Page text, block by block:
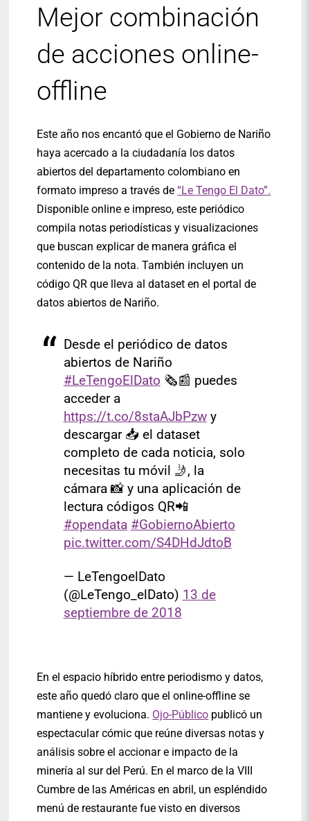
Mejor combinación
de acciones online-
offline
Este año nos encantó que el Gobierno de Nariño
haya acercado a la ciudadanía los datos
abiertos del departamento colombiano en
formato impreso a través de“Le Tengo El Dato”.
Disponible online e impreso, este periódico
compila notas periodísticas y visualizaciones
que buscan explicar de manera gráfica el
contenido de la nota. También incluyen un
código QR que lleva al dataset en el portal de
datos abiertos de Nariño.
Desde el periódico de datos
abiertos de Nariño
#LeTengoElDato 🗞️📰 puedes
acceder a
https://t.co/8staAJbPzwy
descargar 📥 el dataset
completo de cada noticia, solo
necesitas tu móvil 🤳, la
cámara 📸 y una aplicación de
lectura códigos QR📲
#opendata #GobiernoAbierto
pic.twitter.com/S4DHdJdtoB
— LeTengoelDato
(@LeTengo_elDato) 13 de
septiembre de 2018
En el espacio híbrido entre periodismo y datos,
este año quedó claro que el online-offline se
mantiene y evoluciona. Ojo-Público publicó un
espectacular cómic que reúne diversas notas y
análisis sobre el accionar e impacto de la
minería al sur del Perú. En el marco de la VIII
Cumbre de las Américas en abril, un espléndido
menú de restaurante fue visto en diversos